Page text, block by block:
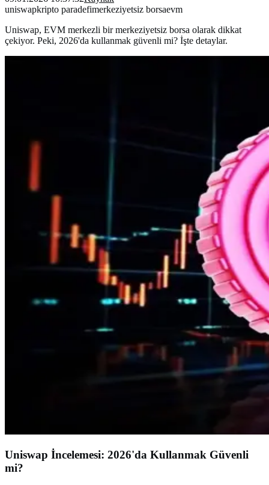
uniswapkripto paradefimerkeziyetsiz borsaevm
Uniswap, EVM merkezli bir merkeziyetsiz borsa olarak dikkat
çekiyor. Peki, 2026'da kullanmak güvenli mi? İşte detaylar.
Uniswap İncelemesi: 2026'da Kullanmak Güvenli
mi?